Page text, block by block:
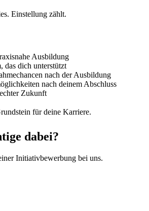
Einstellung zählt.
Ausbildung
das dich unterstützt
nach der Ausbildung
nach deinem Abschluss
Zukunft
für deine Karriere.
dabei?
Initiativbewerbung bei uns.